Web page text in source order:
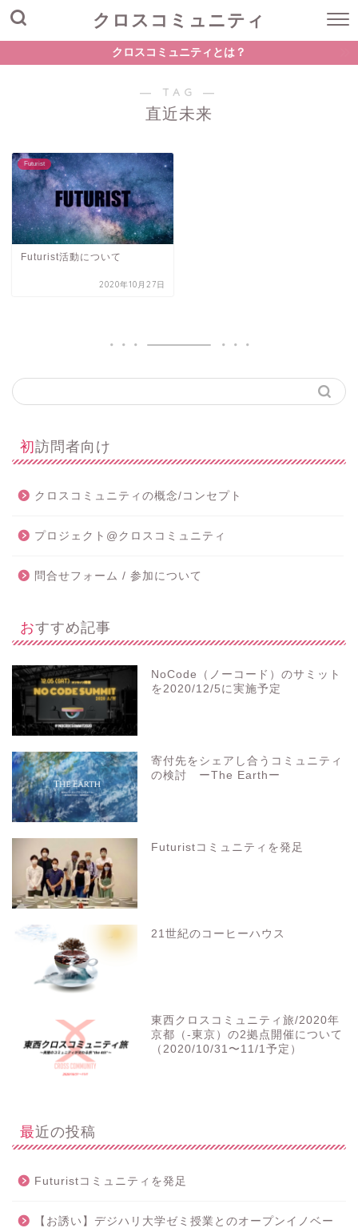
クロスコミュニティ
クロスコミュニティとは？
― TAG ―
直近未来
Futurist
Futurist活動について
2020年10月27日
初訪問者向け
クロスコミュニティの概念/コンセプト
プロジェクト@クロスコミュニティ
問合せフォーム / 参加について
おすすめ記事
NoCode（ノーコード）のサミット
を2020/12/5に実施予定
寄付先をシェアし合うコミュニティ
の検討 ーThe Earthー
Futuristコミュニティを発足
21世紀のコーヒーハウス
東西クロスコミュニティ旅/2020年
京都（-東京）の2拠点開催について
（2020/10/31〜11/1予定）
最近の投稿
Futuristコミュニティを発足
【お誘い】デジハリ大学ゼミ授業とのオープンイノベー